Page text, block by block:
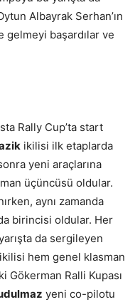
Albayrak Serhan’ın
başardılar ve
Rally Cup’ta start
ikilisi ilk etaplarda
yeni araçlarına
üçüncüsü oldular.
aynı zamanda
birincisi oldular. Her
da sergileyen
ikilisi hem genel klasman
Gökerman Ralli Kupası
yeni co-pilotu